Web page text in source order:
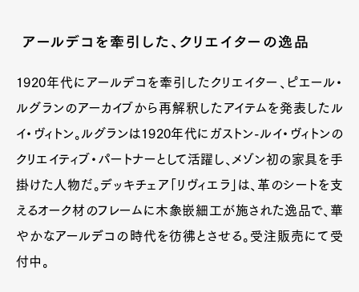
アールデコを牽引した、クリエイターの逸品
1920年代にアールデコを牽引したクリエイター、ピエール・
ルグランのアーカイブから再解釈したアイテムを発表したル
イ・ヴィトン。ルグランは1920年代にガストン-ルイ・ヴィトンの
クリエイティブ・パートナーとして活躍し、メゾン初の家具を手
掛けた人物だ。デッキチェア「リヴィエラ」は、革のシートを支
えるオーク材のフレームに木象嵌細工が施された逸品で、華
やかなアールデコの時代を彷彿とさせる。受注販売にて受
付中。